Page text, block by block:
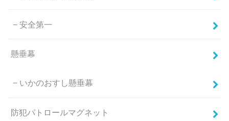
安全第一
懸垂幕
いかのおすし懸垂幕
防犯パトロールマグネット